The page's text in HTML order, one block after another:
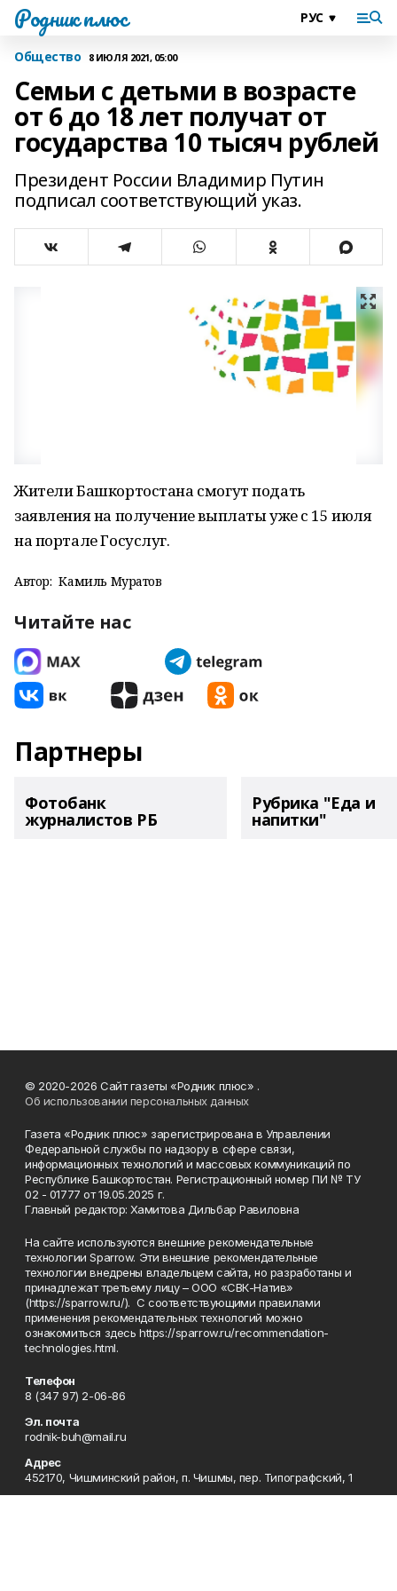
Родник плюс
Общество 8 ИЮЛЯ 2021, 05:00
Семьи с детьми в возрасте
от 6 до 18 лет получат от
государства 10 тысяч рублей
Президент России Владимир Путин
подписал соответствующий указ.
Жители Башкортостана смогут подать
заявления на получение выплаты уже с 15 июля
на портале Госуслуг.
Автор: Камиль Муратов
Читайте нас
Партнеры
Фотобанк
журналистов РБ
Рубрика "Еда и
напитки"
© 2020-2026 Сайт газеты «Родник плюс» .
Об использовании персональных данных
Газета «Родник плюс» зарегистрирована в Управлении
Федеральной службы по надзору в сфере связи,
информационных технологий и массовых коммуникаций по
Республике Башкортостан. Регистрационный номер ПИ № ТУ
02 - 01777 от 19.05.2025 г.
Главный редактор: Хамитова Дильбар Равиловна
На сайте используются внешние рекомендательные
технологии Sparrow. Эти внешние рекомендательные
технологии внедрены владельцем сайта, но разработаны и
принадлежат третьему лицу – ООО «СВК-Натив»
(https://sparrow.ru/). С соответствующими правилами
применения рекомендательных технологий можно
ознакомиться здесь https://sparrow.ru/recommendation-
technologies.html.
Телефон
8 (347 97) 2-06-86
Эл. почта
rodnik-buh@mail.ru
Адрес
452170, Чишминский район, п. Чишмы, пер. Типографский, 1